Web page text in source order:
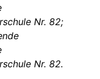
Nr. 82;
Nr. 82.